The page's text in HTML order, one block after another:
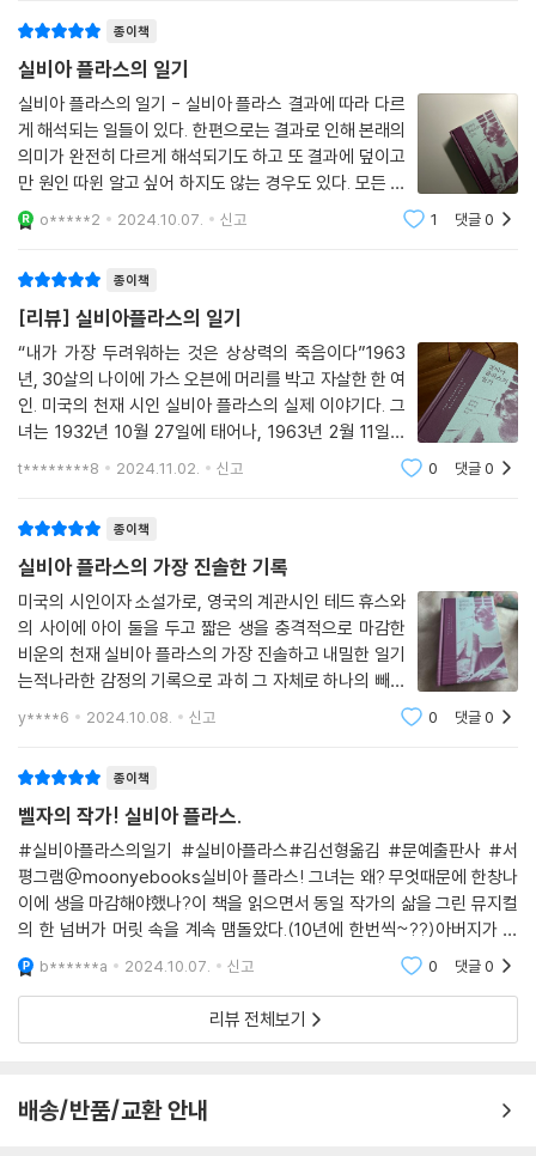
실비아 플라스의 신화화를 그 무엇보다 열렬하게 부추긴 것은, 당시, 즉 19
60년대 초반 꿈틀거리며 태동하던 본격 페미니즘의 시류였다. 이 강력한
시대적 조류를 타고 실비아 플라스의 삶과 작품은 엄청난 반향을 불러일으
켰고, 크게 주목받지 못하던 시인 실비아 플라스는 당장 남성의 세계에 희
생된 여성 시인의 전형, 페미니즘의 기치를 든 피 흘리는 여신으로 등극했
다. 여성의 야망과 성적인 생명력을 용서하지 않은 남성의 세계, 여성적 감
성을 난도질한 남성적 이성, 나아가 남편 테드 휴스의 외도로 상징되는 폭
압적 남성성 그 자체에 희생된 신화적인 순교자로 추앙받았다. 계관시인까
을 낙인처럼 평생 달고 다녀야 했고, 강연이나 시 낭독회마다 시위대를 무
슨 팬클럽처럼 몰고 다녀야 했다. 실비아 플라스의 무덤 묘비명에 새겨진
남편의 성인 ‘휴스(Hughes)’라는 글자들은 새로 새기고 또 새겨도 분노
한 실비아의 추종자들이 지우고 또 지웠다. 실비아 플라스는 1960년대와
1970년대에 폭풍처럼 흥성한 페미니즘의 조류를 예고하고 체현하며, 자
기도 모르게 여성해방운동의 신화적 순교자라는 아이콘이 되고 말았다.
신화 속에 외면당한 그녀의 진실을 찾아서
실비아 플라스를 뒤덮은 이 신화들은 매혹적이고 강렬한 만큼이나, 세상의
모든 ‘신화’가 그러하듯 일방적이고 왜곡되고 폭압적이며, 또한 허구적이
었을지 모른다. 총체적이고 삼차원적인 진실 그 자체보다는 그 진실을 읽
거나 읽고 싶어 하는 여러 가지 다양한 시각들에 대해 더 많은 걸 알려준다
는 의미에서 진정 ‘신화’다운 것이었는지도 모른다. 거대한 소용돌이 같은
죽음과 순교의 신화화 과정에서 상실된 것은, 바로 어머니였고 아내였고
또 투쟁하는 생활인이었던 자연인 실비아 플라스의 피와 살이 덧붙여진 개
플라스 자신의 육성이요, 삶이요, 자아이기 때문이다.
이러한 맥락에서 《실비아 플라스의 일기》는 아주 특별한 기록이 될 수밖에
없다. 천재 시인들의 사생활에 숨어 있는 비밀스러운 멜로 드라마에 매혹
되는 대중에게도, 가부장제에 희생된 여성 시인의 흔적을 찾으려는 사람들
에게도, 플라스의 시학을 연구하는 비평가들에게도, 이 사적이고 내밀한
한 여성의 사적 기록은 저항할 수 없는 매혹을 지니고 있다. 그리하여 198
6년 플라스 작품의 판권을 지닌 테드 휴스가 프랜시스 매컬로와 공동 편집
해 ‘일기’라는 사적 기록을 책으로 출판한 것은, 대중과 학계 모두에게 하나
의 문학적 ‘사건’이었다. 하지만 이러한 관심은 단순한 대중적 관음주의나
가십 취향을 넘어서 플라스의 작품 성향을 비평적으로 이해하는 해석 행위
종이책
실비아 플라스의 일기
실비아 플라스의 일기 - 실비아 플라스 결과에 따라 다르
게 해석되는 일들이 있다. 한편으로는 결과로 인해 본래의
의미가 완전히 다르게 해석되기도 하고 또 결과에 덮이고
만 원인 따윈 알고 싶어 하지도 않는 경우도 있다. 모든 죽
음은 저마다의 이유가 있고, 사연이 있기 마련인데 유독
‘자살’이라는 죽음은 사후 제각기 해석되고 소비되고 평가
o*****2 2024.10.07. 신고 1 댓글0
종이책
[리뷰] 실비아플라스의 일기
“내가 가장 두려워하는 것은 상상력의 죽음이다”1963
년, 30살의 나이에 가스 오븐에 머리를 박고 자살한 한 여
인. 미국의 천재 시인 실비아 플라스의 실제 이야기다. 그
녀는 1932년 10월 27일에 태어나, 1963년 2월 11일에
스스로 생을 마감한다. 이 짧은 한 문장 속에 한 사람의 생
t********8 2024.11.02. 신고 0 댓글0
종이책
실비아 플라스의 가장 진솔한 기록
미국의 시인이자 소설가로, 영국의 계관시인 테드 휴스와
의 사이에 아이 둘을 두고 짧은 생을 충격적으로 마감한
비운의 천재 실비아 플라스의 가장 진솔하고 내밀한 일기
는적나라한 감정의 기록으로 과히 그 자체로 하나의 빼어
난 문학작품으로 꼽히는 치열하고도 진솔한 기록은 700
여 페이지에 달하는 글의 페이지가 순식간에 넘어갈 만큼
y****6 2024.10.08. 신고 0 댓글0
종이책
벨자의 작가! 실비아 플라스.
#실비아플라스의일기 #실비아플라스#김선형옮김 #문예출판사 #서
평그램@moonyebooks실비아 플라스! 그녀는 왜? 무엇때문에 한창나
이에 생을 마감해야했나?이 책을 읽으면서 동일 작가의 삶을 그린 뮤지컬
의 한 넘버가 머릿 속을 계속 맴돌았다.(10년에 한번씩~??)아버지가 돌
아가시고, 그녀는 엄마와 함께 살면서 우울증이 생겼던거 같다.그녀의 반
복되는 자살시도!여기에 자리하고 있는
b******a 2024.10.07. 신고 0 댓글0
리뷰 전체보기
배송/반품/교환 안내